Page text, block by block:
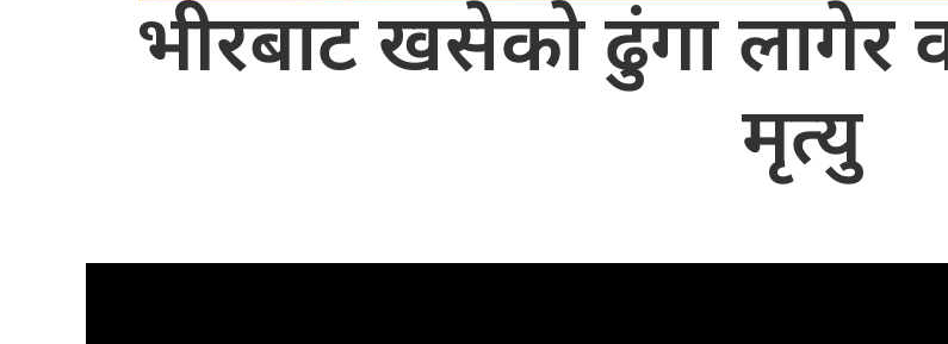
भीरबाट खसेको ढुंगा लागेर
मृत्यु